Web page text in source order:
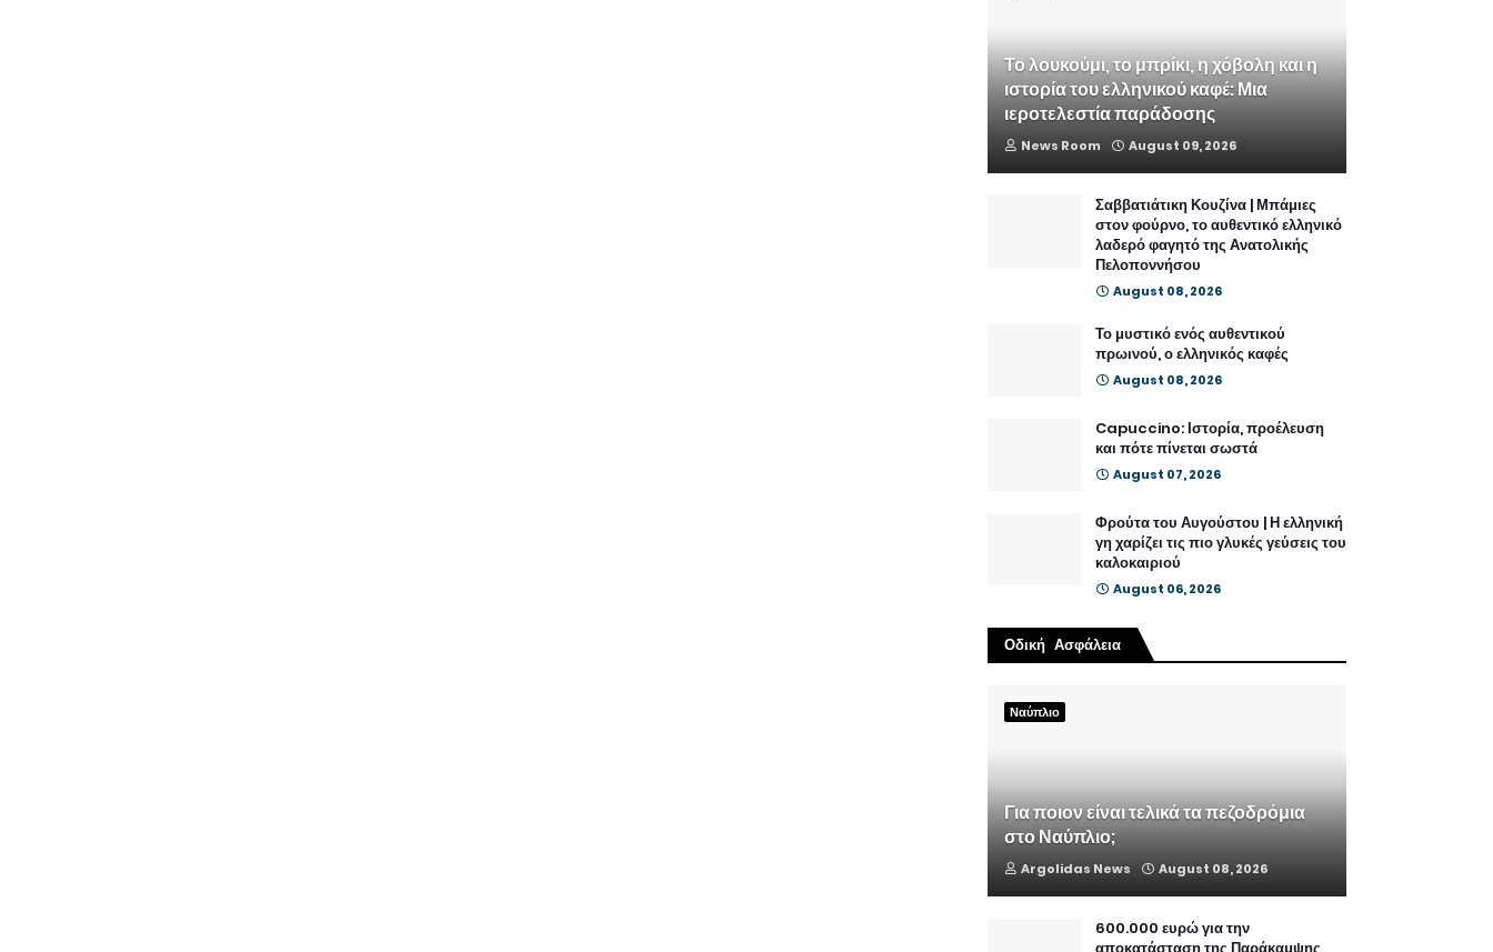
Το λουκούμι, το μπρίκι, η χόβολη και η
ιστορία του ελληνικού καφέ: Μια
ιεροτελεστία παράδοσης
News Room August 09, 2026
Σαββατιάτικη Κουζίνα | Μπάμιες
στον φούρνο, το αυθεντικό ελληνικό
λαδερό φαγητό της Ανατολικής
Πελοποννήσου
August 08, 2026
Το μυστικό ενός αυθεντικού
πρωινού, ο ελληνικός καφές
August 08, 2026
Capuccino: Ιστορία, προέλευση
και πότε πίνεται σωστά
August 07, 2026
Φρούτα του Αυγούστου | Η ελληνική
γη χαρίζει τις πιο γλυκές γεύσεις του
καλοκαιριού
August 06, 2026
Οδική Ασφάλεια
Ναύπλιο
Για ποιον είναι τελικά τα πεζοδρόμια
στο Ναύπλιο;
Argolidas News August 08, 2026
600.000 ευρώ για την